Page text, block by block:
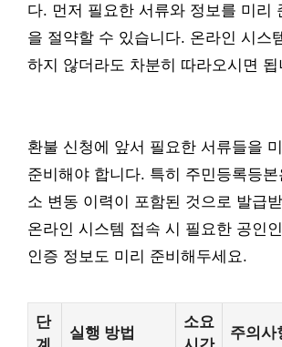
다. 먼저 필요한 서류와 정보를 미리
을 절약할 수 있습니다. 온라인 시스
하지 않더라도 차분히 따라오시면 됩
환불 신청에 앞서 필요한 서류들을
준비해야 합니다. 특히 주민등록등
소 변동 이력이 포함된 것으로 발급
온라인 시스템 접속 시 필요한 공인
인증 정보도 미리 준비해두세요.
단
실행 방법
소요
주의사